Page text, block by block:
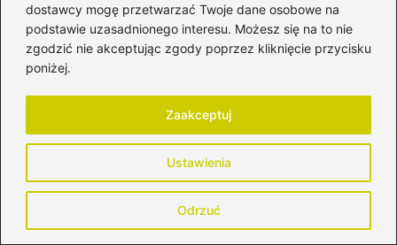
dostawcy mogę przetwarzać Twoje dane osobowe na
podstawie uzasadnionego interesu. Możesz się na to nie
zgodzić nie akceptując zgody poprzez kliknięcie przycisku
poniżej.
Ustawienia
Odrzuć
Zaakceptuj
Jak dbać o zwieracze po
porodzie – porady dla
świeżo upieczonych mam
Kiedy wraca miesiączka
przy karmieniu piersią?
Odpowiadamy na
najważniejsze pytania